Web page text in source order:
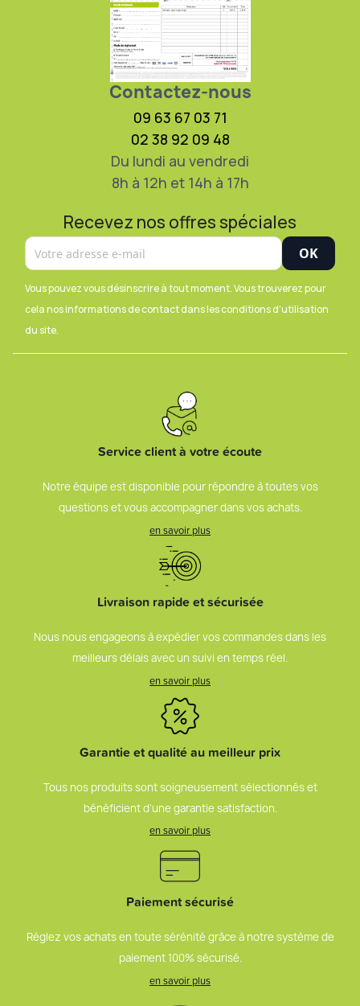
Contactez-nous
09 63 67 03 71
02 38 92 09 48
Du lundi au vendredi
8h à 12h et 14h à 17h
Recevez nos offres spéciales
Vous pouvez vous désinscrire à tout moment. Vous trouverez pour
cela nos informations de contact dans les conditions d'utilisation
du site.
Service client à votre écoute
Notre équipe est disponible pour répondre à toutes vos
questions et vous accompagner dans vos achats.
en savoir plus
Livraison rapide et sécurisée
Nous nous engageons à expédier vos commandes dans les
meilleurs délais avec un suivi en temps réel.
en savoir plus
Garantie et qualité au meilleur prix
Tous nos produits sont soigneusement sélectionnés et
bénéficient d’une garantie satisfaction.
en savoir plus
Paiement sécurisé
Réglez vos achats en toute sérénité grâce à notre système de
paiement 100% sécurisé.
en savoir plus